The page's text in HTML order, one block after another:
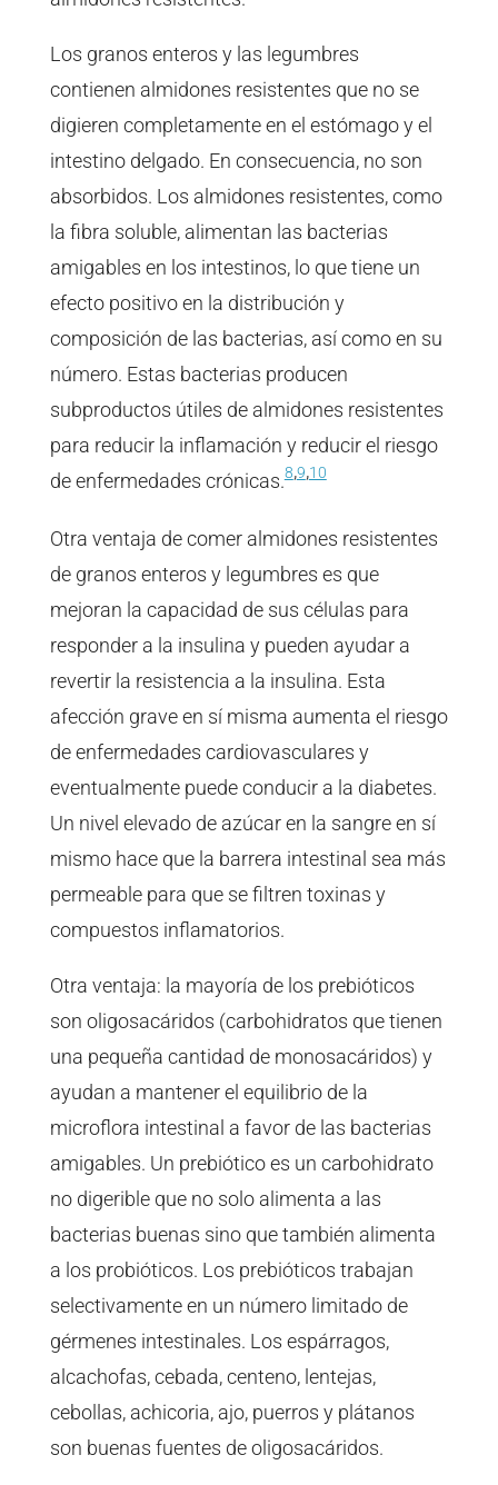
Los granos enteros y las legumbres
contienen almidones resistentes que no se
digieren completamente en el estómago y el
intestino delgado. En consecuencia, no son
absorbidos. Los almidones resistentes, como
la fibra soluble, alimentan las bacterias
amigables en los intestinos, lo que tiene un
efecto positivo en la distribución y
composición de las bacterias, así como en su
número. Estas bacterias producen
subproductos útiles de almidones resistentes
para reducir la inflamación y reducir el riesgo
de enfermedades crónicas.8,9,10
Otra ventaja de comer almidones resistentes
de granos enteros y legumbres es que
mejoran la capacidad de sus células para
responder a la insulina y pueden ayudar a
revertir la resistencia a la insulina. Esta
afección grave en sí misma aumenta el riesgo
de enfermedades cardiovasculares y
eventualmente puede conducir a la diabetes.
Un nivel elevado de azúcar en la sangre en sí
mismo hace que la barrera intestinal sea más
permeable para que se filtren toxinas y
compuestos inflamatorios.
Otra ventaja: la mayoría de los prebióticos
son oligosacáridos (carbohidratos que tienen
una pequeña cantidad de monosacáridos) y
ayudan a mantener el equilibrio de la
microflora intestinal a favor de las bacterias
amigables. Un prebiótico es un carbohidrato
no digerible que no solo alimenta a las
bacterias buenas sino que también alimenta
a los probióticos. Los prebióticos trabajan
selectivamente en un número limitado de
gérmenes intestinales. Los espárragos,
alcachofas, cebada, centeno, lentejas,
cebollas, achicoria, ajo, puerros y plátanos
son buenas fuentes de oligosacáridos.